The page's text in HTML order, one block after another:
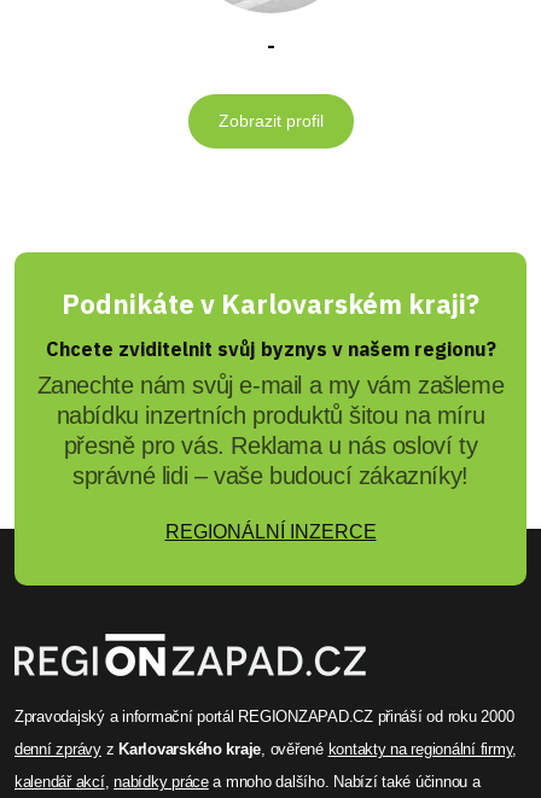
-
Zobrazit profil
Podnikáte v Karlovarském kraji?
Chcete zviditelnit svůj byznys v našem regionu?
Zanechte nám svůj e-mail a my vám zašleme
nabídku inzertních produktů šitou na míru
přesně pro vás. Reklama u nás osloví ty
správné lidi – vaše budoucí zákazníky!
REGIONÁLNÍ INZERCE
Zpravodajský a informační portál REGIONZAPAD.CZ přináší od roku 2000
denní zprávyz Karlovarského kraje , ověřené kontakty na regionální firmy,
kalendář akcí,nabídky prácea mnoho dalšího. Nabízí také účinnou a